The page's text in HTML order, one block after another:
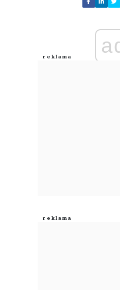
Zostaw swoje